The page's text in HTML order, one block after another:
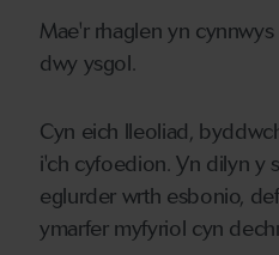
Mae'r rhaglen yn
dwy ysgol.
Cyn eich lleoliad,
i'ch cyfoedion. Yn dilyn y
eglurder wrth esbonio,
ymarfer myfyriol cyn